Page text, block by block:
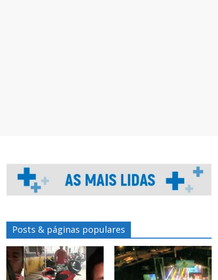
Posts & páginas populares